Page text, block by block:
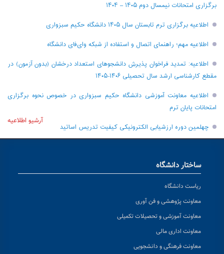
برگزاری امتحانات نیمسال دوم ۱۴۰۵ – ۱۴۰۴
اطلاعیه برگزاری ترم تابستان سال ۱۴۰۵ دانشگاه حکیم سبزواری
اطلاعیه مهم؛ راهنمای اتصال و استفاده از شبکه وای‌فای دانشگاه
اطلاعیه: تمدید فراخوان پذیرش دانشجو‌های استعداد درخشان (بدون آزمون) در
مقطع کارشناسی ارشد سال تحصیلی ۱۴۰۶-۱۴۰۵
اطلاعیه معاونت آموزشی دانشگاه حکیم سبزواری در خصوص نحوه برگزاری
امتحانات پایان ترم
چهلمین دوره ارزشیابی الکترونیکی کیفیت تدریس اساتید
آرشیو اطلاعیه
ساختار دانشگاه
ریاست دانشگاه
معاونت پژوهشی و فن آوری
معاونت آموزشی و تحصیلات تکمیلی
معاونت اداری مالی
معاونت فرهنگی و دانشجویی